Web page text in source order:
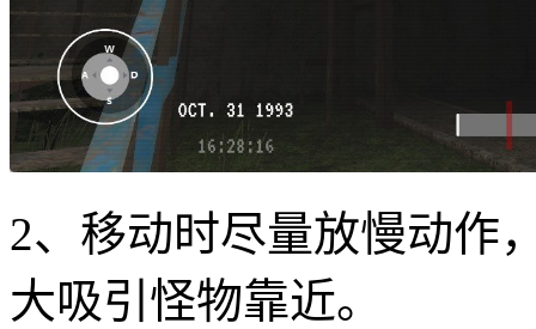
2、移动时尽量放慢动作
大吸引怪物靠近。